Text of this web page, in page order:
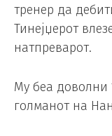
тренер да
Тинејџерот
натпреварот.
Му беа доволни
голманот на